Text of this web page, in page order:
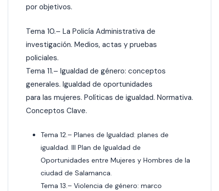
por objetivos.
Tema 10.– La Policía Administrativa de
investigación. Medios, actas y pruebas
policiales.
Tema 11.– Igualdad de género: conceptos
generales. Igualdad de oportunidades
para las mujeres. Políticas de igualdad. Normativa.
Conceptos Clave.
Tema 12.– Planes de Igualdad: planes de
igualdad. III Plan de Igualdad de
Oportunidades entre Mujeres y Hombres de la
ciudad de Salamanca.
Tema 13.– Violencia de género: marco